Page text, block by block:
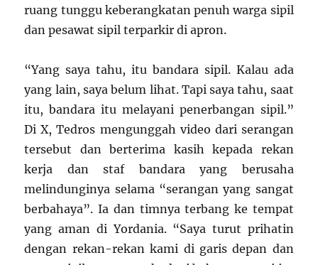
ruang tunggu keberangkatan penuh warga sipil
dan pesawat sipil terparkir di apron.
“Yang saya tahu, itu bandara sipil. Kalau ada
yang lain, saya belum lihat. Tapi saya tahu, saat
itu, bandara itu melayani penerbangan sipil.”
Di X, Tedros mengunggah video dari serangan
tersebut dan berterima kasih kepada rekan
kerja dan staf bandara yang berusaha
melindunginya selama “serangan yang sangat
berbahaya”. Ia dan timnya terbang ke tempat
yang aman di Yordania. “Saya turut prihatin
dengan rekan-rekan kami di garis depan dan